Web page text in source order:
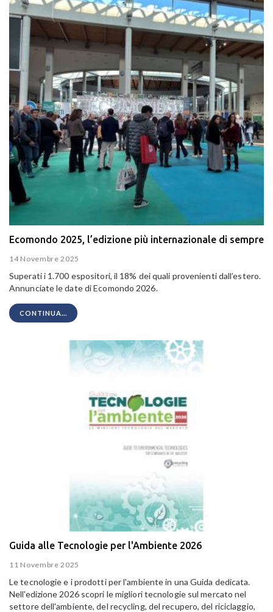
Ecomondo 2025, l’edizione più internazionale di sempre
14 Novembre 2025
Superati i 1.700 espositori, il 18% dei quali provenienti dall’estero.
Annunciate le date di Ecomondo 2026.
CONTINUA...
Guida alle Tecnologie per l'Ambiente 2026
11 Novembre 2025
Le tecnologie e i prodotti per l'ambiente in una Guida dedicata.
Nell'edizione 2026 scopri le migliori tecnologie sul mercato nel
settore dell'ambiente, del recycling, del recupero, del riciclaggio,